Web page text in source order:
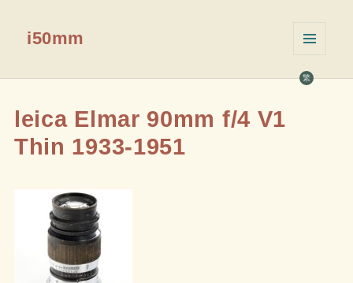
繁
i50mm
挂件
leica Elmar 90mm f/4 V1
Thin 1933-1951